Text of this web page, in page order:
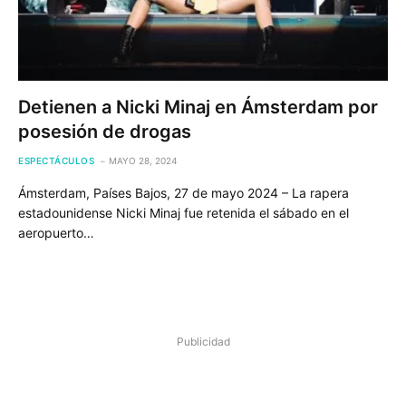
Detienen a Nicki Minaj en Ámsterdam por
posesión de drogas
ESPECTÁCULOS MAYO 28, 2024
Ámsterdam, Países Bajos, 27 de mayo 2024 – La rapera
estadounidense Nicki Minaj fue retenida el sábado en el
aeropuerto…
Publicidad